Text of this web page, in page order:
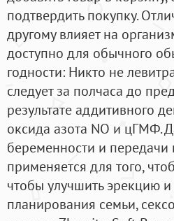
подтвердить покупку.
другому влияет на
доступно для обычного
годности: Никто не
следует за полчаса до
результате аддитивного
оксида азота NO и цГМФ.
беременности и передачи
применяется для того,
чтобы улучшить эрекцию
планирования семьи,